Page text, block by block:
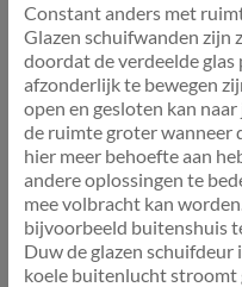
Constant anders met
Glazen schuifwanden zijn
doordat de verdeelde glas
afzonderlijk te bewegen
open en gesloten kan
de ruimte groter wanneer
hier meer behoefte aan
andere oplossingen te
mee volbracht kan
bijvoorbeeld buitenshuis
Duw de glazen schuifdeur
koele buitenlucht stroomt